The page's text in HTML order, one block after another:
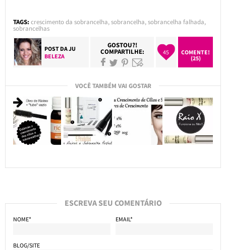
TAGS: crescimento da sobrancelha,sobrancelha,sobrancelha falhada,
sobrancelhas
POST DAJU
BELEZA
GOSTOU?!
COMPARTILHE: 45
COMENTE!
(25)
VOCÊ TAMBÉM VAI GOSTAR
ESCREVA SEU COMENTÁRIO
NOME* EMAIL*
BLOG/SITE